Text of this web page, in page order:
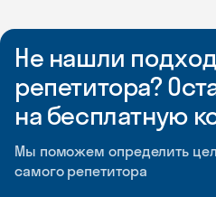
Не нашли
репетитора?
на бесплатную
Мы поможем определить
самого репетитора